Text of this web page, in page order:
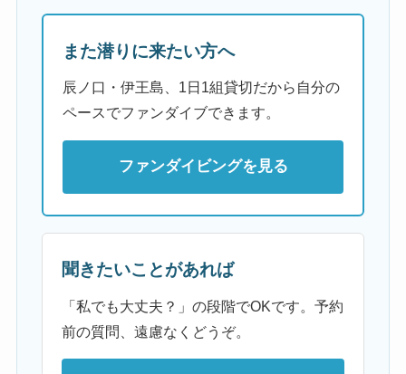
また潜りに来たい方へ
辰ノ口・伊王島、1日1組貸切だから自分の
ペースでファンダイブできます。
ファンダイビングを見る
聞きたいことがあれば
「私でも大丈夫？」の段階でOKです。予約
前の質問、遠慮なくどうぞ。